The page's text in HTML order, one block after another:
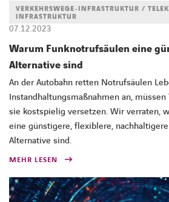
07.12.2023
VERKEHRSWEGE-INFRASTRUKTUR /
INFRASTRUKTUR
Warum Funknotrufsäulen eine
Alternative sind
An der Autobahn retten Notrufsäulen
Instandhaltungsmaßnahmen an,
sie kostspielig versetzen. Wir verraten,
eine günstigere, flexiblere,
Alternative sind.
MEHR LESEN